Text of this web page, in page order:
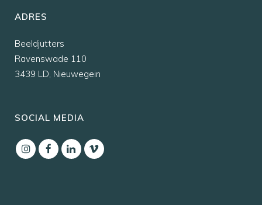
ADRES
Beeldjutters
Ravenswade 110
3439 LD, Nieuwegein
SOCIAL MEDIA